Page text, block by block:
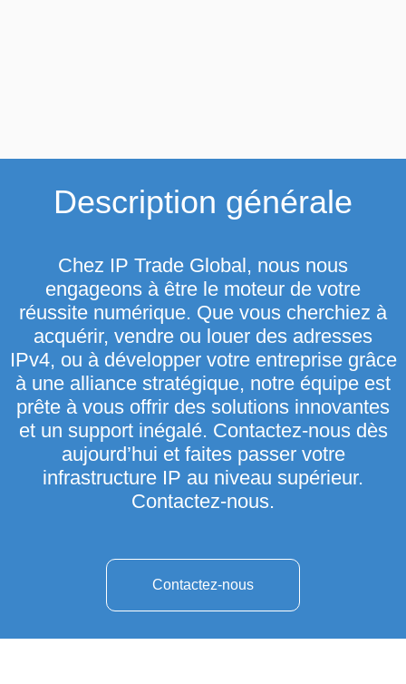
Description générale
Chez IP Trade Global, nous nous
engageons à être le moteur de votre
réussite numérique. Que vous cherchiez à
acquérir, vendre ou louer des adresses
IPv4, ou à développer votre entreprise grâce
à une alliance stratégique, notre équipe est
prête à vous offrir des solutions innovantes
et un support inégalé. Contactez-nous dès
aujourd’hui et faites passer votre
infrastructure IP au niveau supérieur.
Contactez-nous.
Contactez-nous